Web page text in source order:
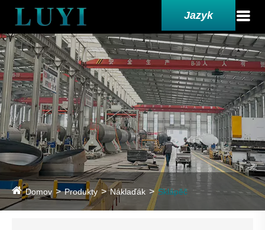
Jazyk
Domov Produkty Náklaďák Sklápěč